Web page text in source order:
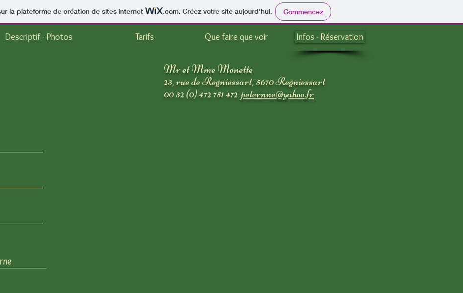
la plateforme de création de sites internet .com. Créez votre site aujourd'hui. Commencez
Descriptif - Photos Tarifs Que faire que voir Infos - Réservation
Mr et Mme Monette
23, rue de Regniessart, 5670 Regniessart
00 32 (0) 472 751 472peternne@yahoo.fr